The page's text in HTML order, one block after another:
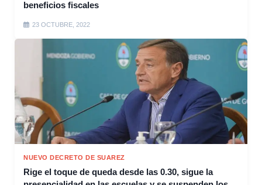
beneficios fiscales
23 OCTUBRE, 2022
NUEVO DECRETO DE SUAREZ
Rige el toque de queda desde las 0.30, sigue la